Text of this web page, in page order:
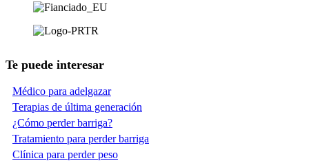
Te puede interesar
Médico para adelgazar
Terapias de última generación
¿Cómo perder barriga?
Tratamiento para perder barriga
Clínica para perder peso